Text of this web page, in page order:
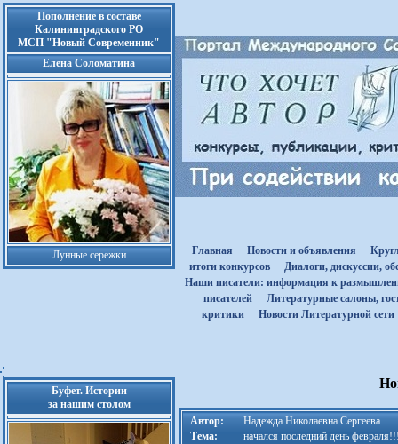
Пополнение в составе
Калининградского РО
МСП "Новый Современник"
Елена Соломатина
Лунные сережки Главная Новости и объявления
итоги конкурсов
Диалоги, дискуссии,
Наши писатели: информация к
писателей
Литературные салоны,
критики
Новости Литературной сети
Буфет. Истории
за нашим столом
Автор:
Надежда Николаевна Сергеева
Тема:
начался последний день